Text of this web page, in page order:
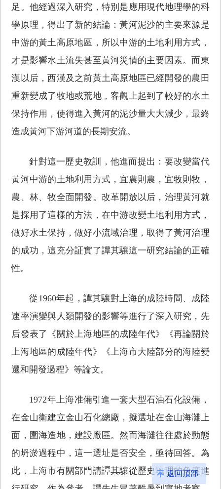
足。他經過深入研究，特別是應用現代地理學的科
學原理，得出了新的結論：黃河泥沙的主要來源是
中游的黃土高原地區，所以中游的土地利用方式，
才是影響水土流失甚至黃河災情的主要因素。而東
漢以后，西漢及之前黃土高原地區已經開發的農田
重新變成了牧地或荒地，客觀上起到了較好的水土
保持作用，使得進入黃河的泥沙量大大減少，最終
造成黃河下游河道的長期安流。
針對這一歷史教訓，他進而提出：要改變當代
黃河中游的土地利用方式，宜農則農，宜牧則牧，
農、林、牧全面開發。改革開放以后，治理黃河就
是採用了這樣的方法，在中游改變土地利用方式，
做好水土保持，做好小流域治理，取得了黃河治理
的成功，這充分証實了譚其驤這一研究結論的正確
性。
從1960年起，譚其驤對上海的成陸時間、成陸
速率演變與人類開發的影響等進行了深入研究，先
后發表了《關於上海地區的成陸年代》《再論關於
上海地區的成陸年代》《上海市大陸部分的海陸變
遷和開發過程》等論文。
1972年上海准備引進一套大型石油石化設備，
在金山衛建立金山石化總廠，擬選址在金山海灘上
面，圍海造地，建設廠區。然而海灘往往處於動態
的坍淤過程中，這一選址是否安全，亟待回答。為
此，上海市有關部門請譚其驤從歷史地理的角度進
返回頂部